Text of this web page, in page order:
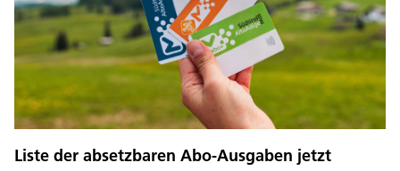
Liste der absetzbaren Abo-Ausgaben jetzt